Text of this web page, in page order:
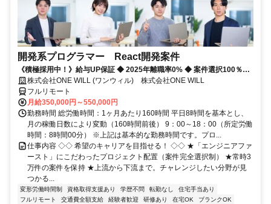
開発系プログラマー React開発案件
《積極採用中！》給与UP保証 ◆ 2025年離職率0% ◆ 案件選択100％！
◆ 平均残業7時間！
株式会社ONE WILL (ワンウィル) 株式会社ONE WILL
フルリモート
月給350,000円～550,000円
勤務時間 総労働時間：1ヶ月あたり160時間 平日8時間を基本とし、
月の稼働日数により変動（160時間前後） 9：00～18：00（所定労働
時間：8時間00分） ※上記は基本的な勤務時間です。プロ...
仕事内容 ◇◇ 希望のキャリアを目指せる！ ◇◇ ★「エンジニアファ
ースト」にこだわったプロジェクト配置（案件完全選択制） ★常時3
万件の案件を保持 ★上流から下流まで。チャレンジしたい分野が見
つかる...
変形労働時間制 資格取得支援あり 学歴不問 転勤なし
住宅手当あり
フルリモート
交通費全額支給 経験者歓迎 研修あり 在宅OK
ブランクOK